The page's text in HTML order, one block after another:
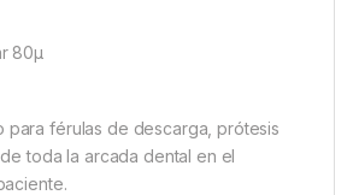
80µ
para férulas de descarga, prótesis
toda la arcada dental en el